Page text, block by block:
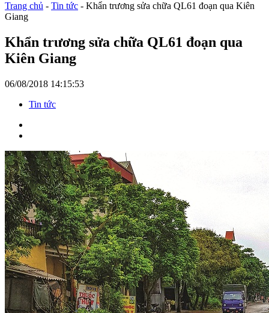
Trang chủ - Tin tức - Khẩn trương sửa chữa QL61 đoạn qua Kiên
Giang
Khẩn trương sửa chữa QL61 đoạn qua
Kiên Giang
06/08/2018 14:15:53
Tin tức